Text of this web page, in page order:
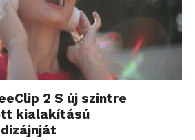
2 S új szintre
kialakítású